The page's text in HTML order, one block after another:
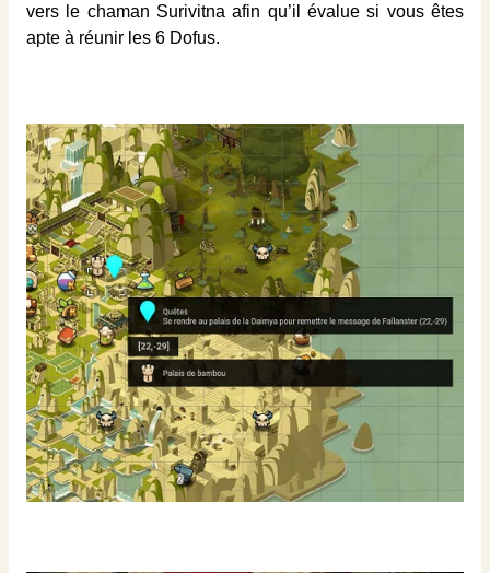
vers le chaman Surivitna afin qu’il évalue si vous êtes
apte à réunir les 6 Dofus.